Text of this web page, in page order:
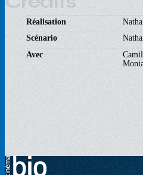
Réalisation
Scénario
Avec